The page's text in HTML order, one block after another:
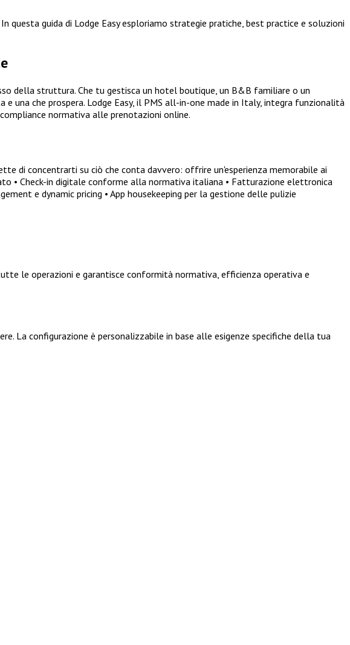
guida di Lodge Easy esploriamo strategie pratiche, best practice e soluzioni
della struttura. Che tu gestisca un hotel boutique, un B&B familiare o un
una che prospera. Lodge Easy, il PMS all-in-one made in Italy, integra funzionalità
normativa alle prenotazioni online.
di concentrarti su ciò che conta davvero: offrire un'esperienza memorabile ai
• Check-in digitale conforme alla normativa italiana • Fatturazione elettronica
e dynamic pricing • App housekeeping per la gestione delle pulizie
le operazioni e garantisce conformità normativa, efficienza operativa e
La configurazione è personalizzabile in base alle esigenze specifiche della tua